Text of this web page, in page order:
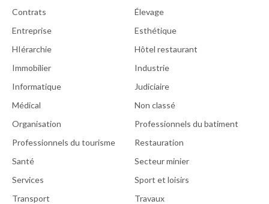
Contrats
Élevage
Entreprise
Esthétique
HIérarchie
Hôtel restaurant
Immobilier
Industrie
Informatique
Judiciaire
Médical
Non classé
Organisation
Professionnels du batiment
Professionnels du tourisme
Restauration
Santé
Secteur minier
Services
Sport et loisirs
Transport
Travaux